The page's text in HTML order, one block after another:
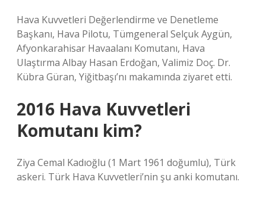
Hava Kuvvetleri Değerlendirme ve Denetleme
Başkanı, Hava Pilotu, Tümgeneral Selçuk Aygün,
Afyonkarahisar Havaalanı Komutanı, Hava
Ulaştırma Albay Hasan Erdoğan, Valimiz Doç. Dr.
Kübra Güran, Yiğitbaşı’nı makamında ziyaret etti.
2016 Hava Kuvvetleri
Komutanı kim?
Ziya Cemal Kadıoğlu (1 Mart 1961 doğumlu), Türk
askeri. Türk Hava Kuvvetleri’nin şu anki komutanı.